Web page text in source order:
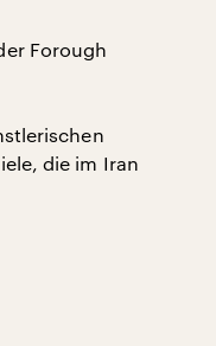
Forough
die im Iran